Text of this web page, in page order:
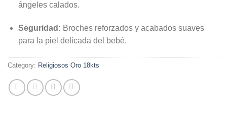
ángeles calados.
Seguridad: Broches reforzados y acabados suaves
para la piel delicada del bebé.
Category: Religiosos Oro 18kts